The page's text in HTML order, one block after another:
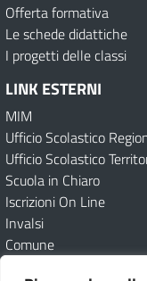
Offerta formativa
Le schede didattiche
I progetti delle classi
LINK ESTERNI
MIM
Ufficio Scolastico
Ufficio Scolastico
Scuola in Chiaro
Iscrizioni On Line
Invalsi
Comune